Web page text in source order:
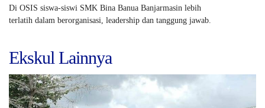
Di OSIS siswa-siswi SMK Bina Banua Banjarmasin lebih
terlatih dalam berorganisasi, leadership dan tanggung jawab.
Ekskul Lainnya